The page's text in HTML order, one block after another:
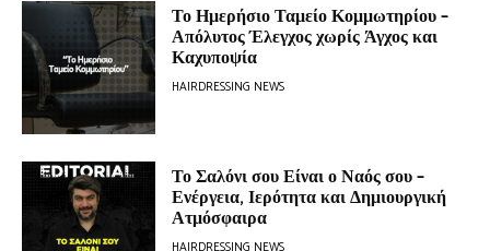
Το Ημερήσιο Ταμείο Κομμωτηρίου –
Απόλυτος Έλεγχος χωρίς Άγχος και
Καχυποψία
HAIRDRESSING NEWS
Το Σαλόνι σου Είναι ο Ναός σου –
Ενέργεια, Ιερότητα και Δημιουργική
Ατμόσφαιρα